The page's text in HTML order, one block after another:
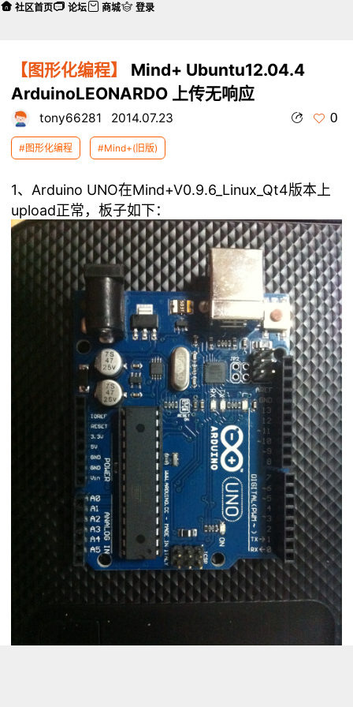
【图形化编程】
Mind+ Ubuntu12.04.4
ArduinoLEONARDO 上传无响应
tony66281 2014.07.23 0
#图形化编程 #Mind+(旧版)
1、Arduino UNO在Mind+V0.9.6_Linux_Qt4版本上
upload正常，板子如下：
社区首页 论坛 商城 登录